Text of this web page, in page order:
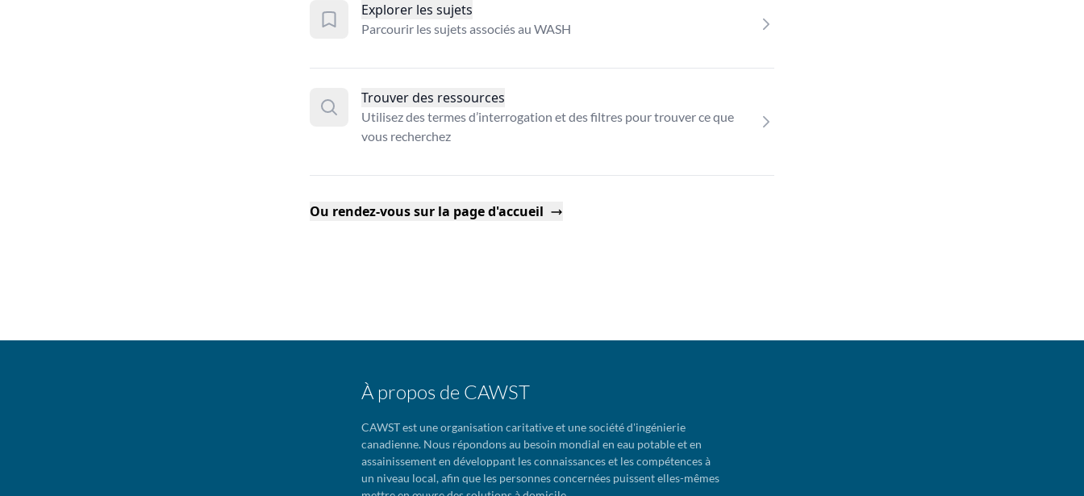
Explorer les sujets
Parcourir les sujets associés au WASH
Trouver des ressources
Utilisez des termes d’interrogation et des filtres pour trouver ce que
vous recherchez
Ou rendez-vous sur la page d'accueil
À propos de CAWST
CAWST est une organisation caritative et une société d'ingénierie
canadienne. Nous répondons au besoin mondial en eau potable et en
assainissement en développant les connaissances et les compétences à
un niveau local, afin que les personnes concernées puissent elles-mêmes